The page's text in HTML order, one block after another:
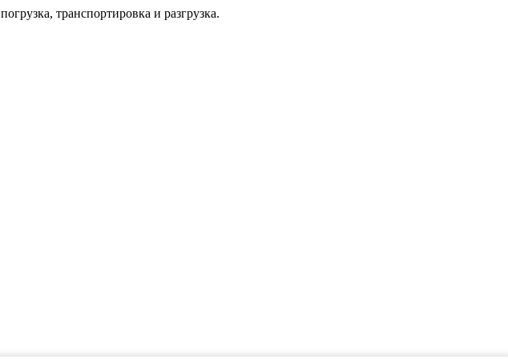
транспортировка и разгрузка.